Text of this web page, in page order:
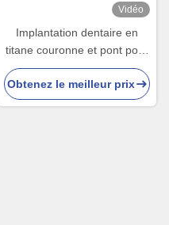
Vidéo
Implantation dentaire en
titane couronne et pont pour
la restauration et le
remplacement des dents
Obtenez le meilleur prix